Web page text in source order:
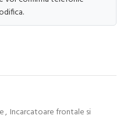
, Incarcatoare frontale si